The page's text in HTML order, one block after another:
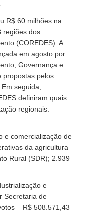
R$ 60 milhões na
regiões dos
(COREDES). A
em agosto por
Governança e
propostas pelos
seguida,
definiram quais
regionais.
e comercialização de
da agricultura
Rural (SDR); 2.939
e
Secretaria de
– R$ 508.571,43